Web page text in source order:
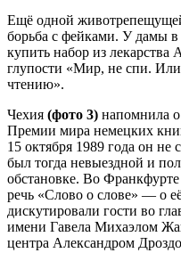
Ещё одной
борьба с фейками. У дамы
купить набор из
глупости «Мир, не спи.
чтению».
Чехия (фото 3) напомнила
Премии мира немецких
15 октября 1989 года он
был тогда невыездной и
обстановке. Во Франкфурте
речь «Слово о слове» — о
дискутировали гости во
имени Гавела Михаэлом
центра Александром